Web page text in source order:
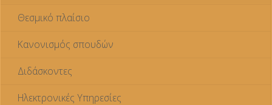
Θεσμικό πλαίσιο
Κανονισμός σπουδών
Διδάσκοντες
Ηλεκτρονικές Υπηρεσίες